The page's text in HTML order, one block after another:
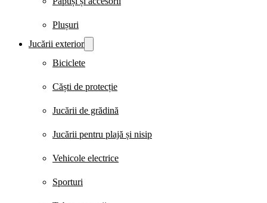
Plușuri
Jucării exterior
Biciclete
Căști de protecție
Jucării de grădină
Jucării pentru plajă și nisip
Vehicole electrice
Sporturi